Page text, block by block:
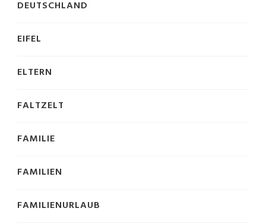
DEUTSCHLAND
EIFEL
ELTERN
FALTZELT
FAMILIE
FAMILIEN
FAMILIENURLAUB